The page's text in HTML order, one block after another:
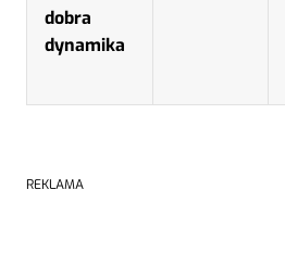
dobra
dynamika
REKLAMA